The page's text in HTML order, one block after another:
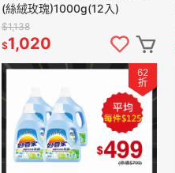
(絲絨玫瑰)1000g(12入)
$1,138
$1,020
62
折